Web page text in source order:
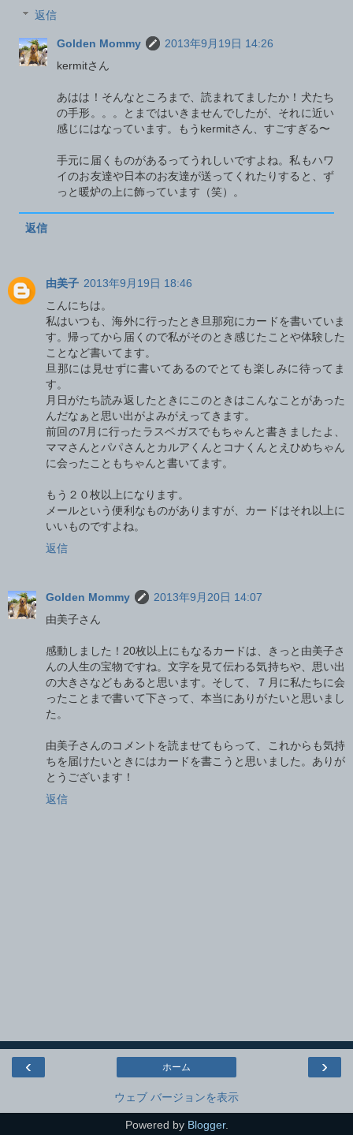
返信
Golden Mommy
2013年9月19日 14:26
kermitさん
あはは！そんなところまで、読まれてましたか！犬たち
の手形。。。とまではいきませんでしたが、それに近い
感じにはなっています。もうkermitさん、すごすぎる〜
手元に届くものがあるってうれしいですよね。私もハワ
イのお友達や日本のお友達が送ってくれたりすると、ず
っと暖炉の上に飾っています（笑）。
返信
由美子 2013年9月19日 18:46
こんにちは。
私はいつも、海外に行ったとき旦那宛にカードを書いていま
す。帰ってから届くので私がそのとき感じたことや体験した
ことなど書いてます。
旦那には見せずに書いてあるのでとても楽しみに待ってま
す。
月日がたち読み返したときにこのときはこんなことがあった
んだなぁと思い出がよみがえってきます。
前回の7月に行ったラスベガスでもちゃんと書きましたよ、
ママさんとパパさんとカルアくんとコナくんとえひめちゃん
に会ったこともちゃんと書いてます。
もう２０枚以上になります。
メールという便利なものがありますが、カードはそれ以上に
いいものですよね。
返信
Golden Mommy
2013年9月20日 14:07
由美子さん
感動しました！20枚以上にもなるカードは、きっと由美子さ
んの人生の宝物ですね。文字を見て伝わる気持ちや、思い出
の大きさなどもあると思います。そして、７月に私たちに会
ったことまで書いて下さって、本当にありがたいと思いまし
た。
由美子さんのコメントを読ませてもらって、これからも気持
ちを届けたいときにはカードを書こうと思いました。ありが
とうございます！
返信
‹ ›
ホーム
ウェブ バージョンを表示
Powered by Blogger.